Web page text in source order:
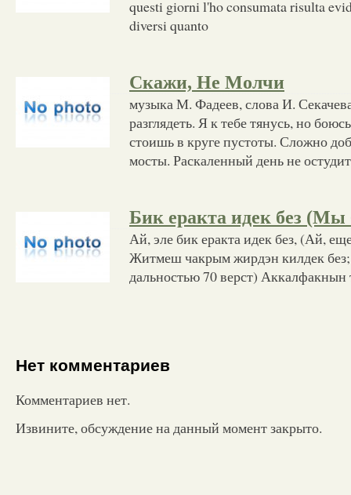
questi giorni l'ho consumata risulta
diversi quanto
Скажи, Не Молчи
музыка М. Фадеев, слова И.
разглядеть. Я к тебе тянусь, но
стоишь в круге пустоты. Сложно
мосты. Раскаленный день не
Бик еракта идек без
Ай, эле бик еракта идек без, (Ай,
Житмеш чакрым жирдэн килдек
дальностью 70 верст) Аккалфакнын
Нет комментариев
Комментариев нет.
Извините, обсуждение на данный момент закрыто.